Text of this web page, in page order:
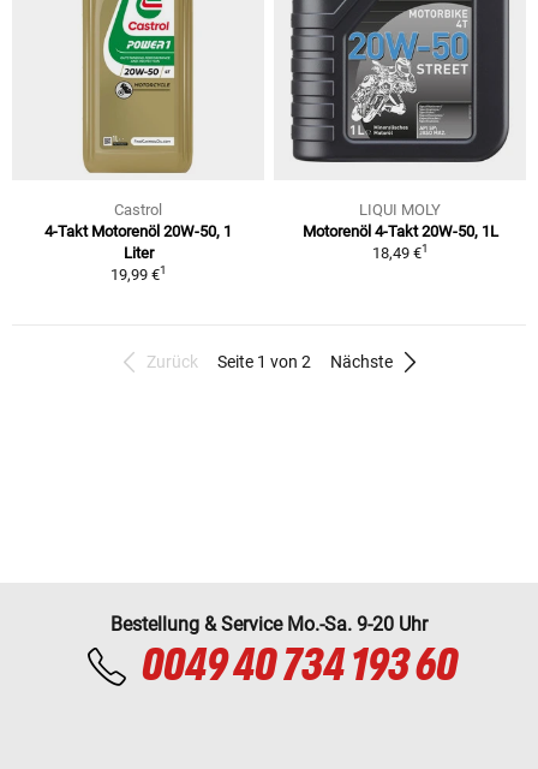
Castrol
4-Takt Motorenöl 20W-50, 1
Liter
19,99 €1
LIQUI MOLY
Motorenöl 4-Takt 20W-50, 1L
18,49 €1
Zurück Seite 1 von 2 Nächste
Bestellung & Service Mo.-Sa. 9-20 Uhr
0049 40 734 193 60